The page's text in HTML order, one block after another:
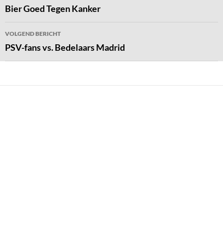
navigatie
Bier Goed Tegen Kanker
VOLGEND BERICHT
PSV-fans vs. Bedelaars Madrid